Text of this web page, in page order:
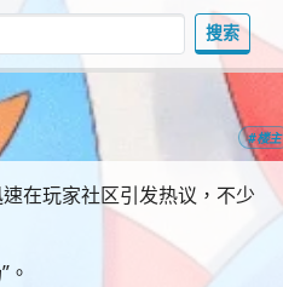
搜索
#楼主
在玩家社区引发热议，不少